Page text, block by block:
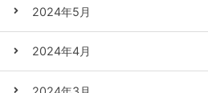
2024年5月
2024年4月